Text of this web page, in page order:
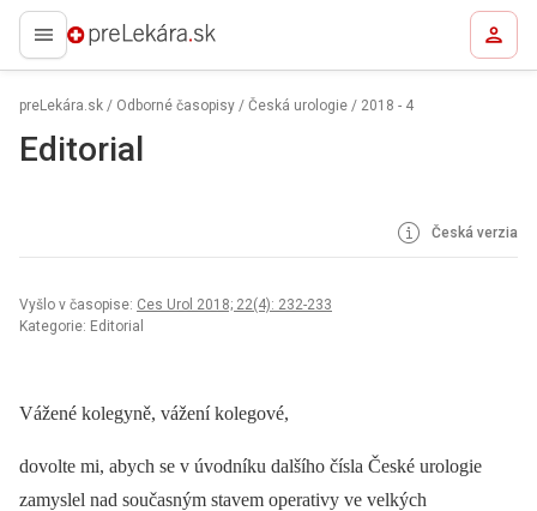
preLekára.sk
preLekára.sk / Odborné časopisy / Česká urologie / 2018 - 4
Editorial
Česká verzia
Vyšlo v časopise: Ces Urol 2018; 22(4): 232-233
Kategorie: Editorial
Vážené kolegyně, vážení kolegové,
dovolte mi, abych se v úvodníku dalšího čísla České urologie
zamyslel nad současným stavem operativy ve velkých